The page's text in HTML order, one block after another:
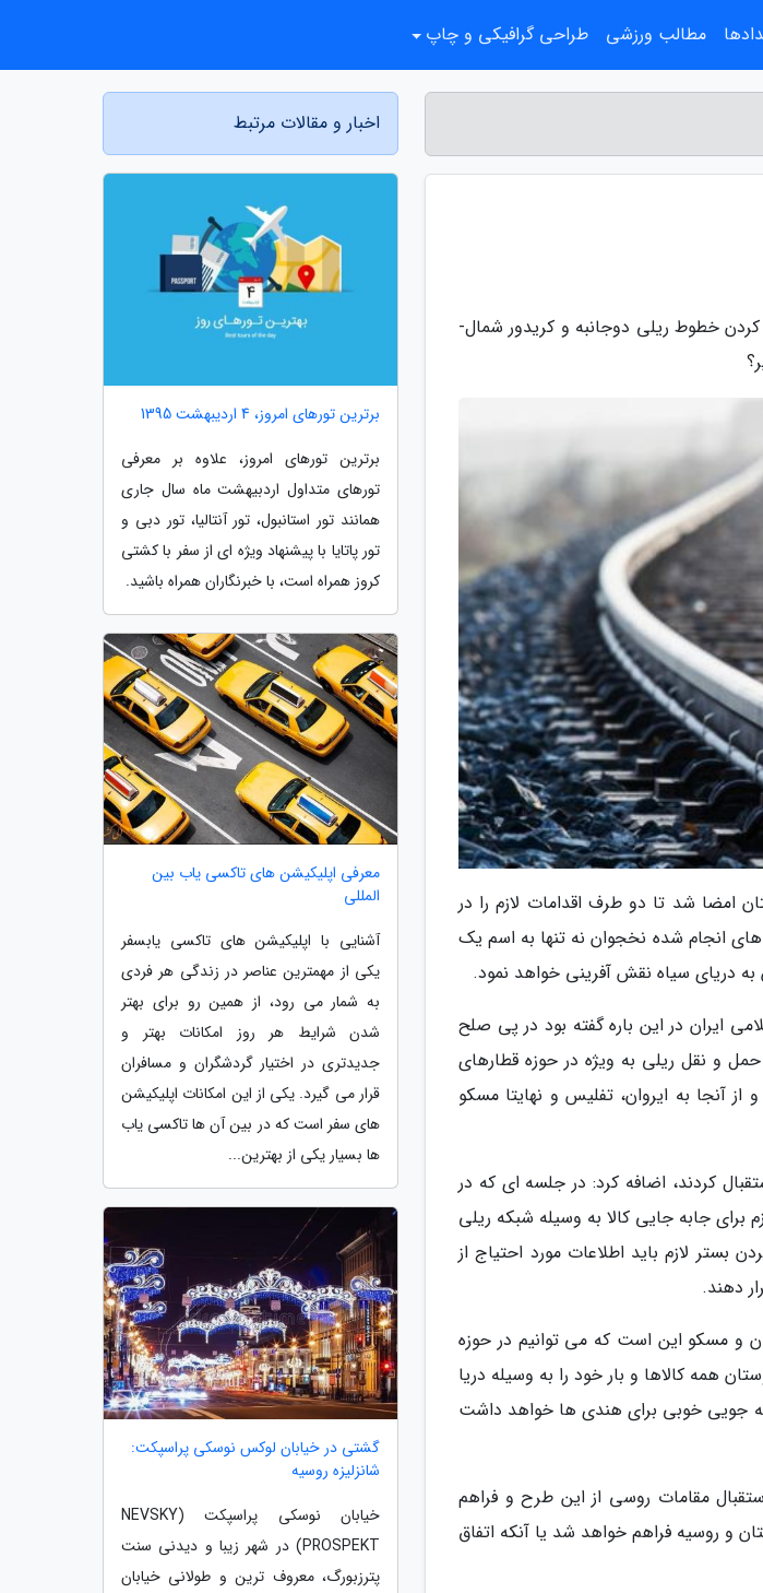
کردن خطوط ریلی دوجانبه و کریدور شمال-
امضا شد تا دو طرف اقدامات لازم را در
های انجام شده نخجوان نه تنها به اسم یک
دریای سیاه نقش آفرینی خواهد نمود.
ایران در این باره گفته بود در پی صلح
و نقل ریلی به ویژه در حوزه قطارهای
آنجا به ایروان، تفلیس و نهایتا مسکو
کردند، اضافه کرد: در جلسه ای که در
برای جابه جایی کالا به وسیله شبکه ریلی
بستر لازم باید اطلاعات مورد احتیاج از
دهند.
و مسکو این است که می توانیم در حوزه
همه کالاها و بار خود را به وسیله دریا
جویی خوبی برای هندی ها خواهد داشت
مقامات روسی از این طرح و فراهم
و روسیه فراهم خواهد شد یا آنکه اتفاق
اخبار و مقالات مرتبط
برترین تورهای امروز، 4 اردیبهشت 1395
برترین تورهای امروز، علاوه بر معرفی
تورهای متداول اردبیهشت ماه سال جاری
همانند تور استانبول، تور آنتالیا، تور دبی و
تور پاتایا با پیشنهاد ویژه ای از سفر با کشتی
کروز همراه است، با خبرنگاران همراه باشید.
معرفی اپلیکیشن های تاکسی یاب بین
المللی
آشنایی با اپلیکیشن های تاکسی یابسفر
یکی از مهمترین عناصر در زندگی هر فردی
به شمار می رود، از همین رو برای بهتر
شدن شرایط هر روز امکانات بهتر و
جدیدتری در اختیار گردشگران و مسافران
قرار می گیرد. یکی از این امکانات اپلیکیشن
های سفر است که در بین آن ها تاکسی یاب
ها بسیار یکی از بهترین...
گشتی در خیابان لوکس نوسکی پراسپکت:
شانزلیزه روسیه
خیابان نوسکی پراسپکت (NEVSKY
PROSPEKT) در شهر زیبا و دیدنی سنت
پترزبورگ، معروف ترین و طولانی خیابان
مطالب ورزشی طراحی گرافیکی و چاپ